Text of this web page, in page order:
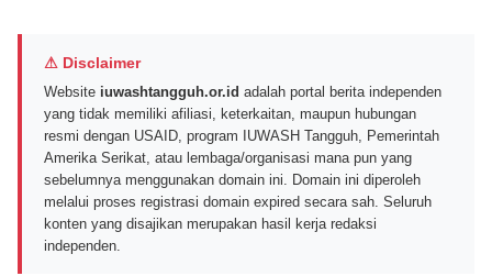
⚠ Disclaimer
Website iuwashtangguh.or.id adalah portal berita independen
yang tidak memiliki afiliasi, keterkaitan, maupun hubungan
resmi dengan USAID, program IUWASH Tangguh, Pemerintah
Amerika Serikat, atau lembaga/organisasi mana pun yang
sebelumnya menggunakan domain ini. Domain ini diperoleh
melalui proses registrasi domain expired secara sah. Seluruh
konten yang disajikan merupakan hasil kerja redaksi
independen.